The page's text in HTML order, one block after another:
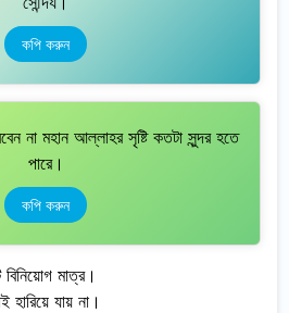
কপি করুন
না মহান আল্লাহর সৃষ্টি কতটা সুন্দর হতে
পারে।
কপি করুন
মাত্র।
হারিয়ে যায় না।